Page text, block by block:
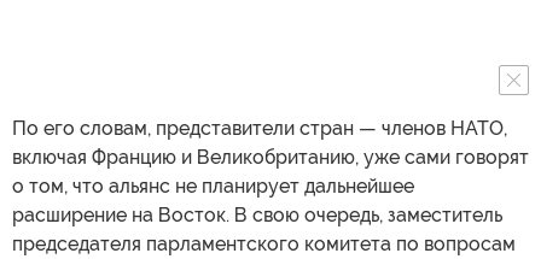
По его словам, представители стран — членов НАТО,
включая Францию и Великобританию, уже сами говорят
о том, что альянс не планирует дальнейшее
расширение на Восток. В свою очередь, заместитель
председателя парламентского комитета по вопросам